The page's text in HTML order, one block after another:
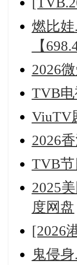
燃比
【
2026
TVB
ViuTV
2026
TVB
2025
度网盘
[2026
鬼侵